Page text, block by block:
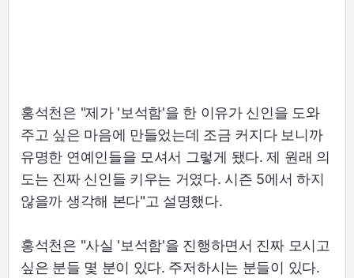
홍석천은 "제가 '보석함'을 한 이유가 신인을 도와
주고 싶은 마음에 만들었는데 조금 커지다 보니까
유명한 연예인들을 모셔서 그렇게 됐다. 제 원래 의
도는 진짜 신인들 키우는 거였다. 시즌 5에서 하지
않을까 생각해 본다"고 설명했다.
홍석천은 "사실 '보석함'을 진행하면서 진짜 모시고
싶은 분들 몇 분이 있다. 주저하시는 분들이 있다.